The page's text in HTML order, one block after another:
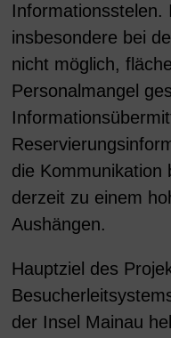
Informationsstelen.
insbesondere bei
nicht möglich,
Personalmangel
die Kommunikation
derzeit zu einem
Aushängen.
Hauptziel des
der Insel Mainau